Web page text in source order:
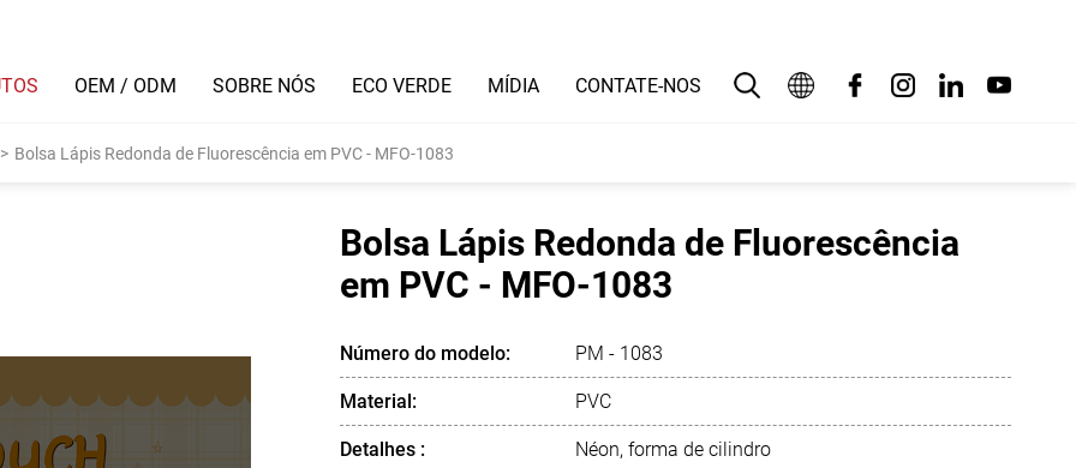
OEM / ODM SOBRE NÓS ECO VERDE MÍDIA CONTATE-NOS
بالعربية
Français
> Bolsa Lápis Redonda de Fluorescência em PVC - MFO-1083
Bolsa Lápis Redonda de Fluorescência
em PVC - MFO-1083
Número do modelo: PM - 1083
Material: PVC
Detalhes : Néon, forma de cilindro